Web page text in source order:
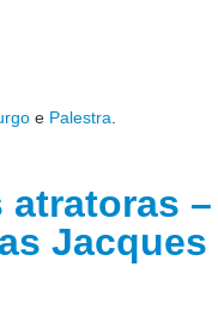
e Palestra
atratoras –
Jacques